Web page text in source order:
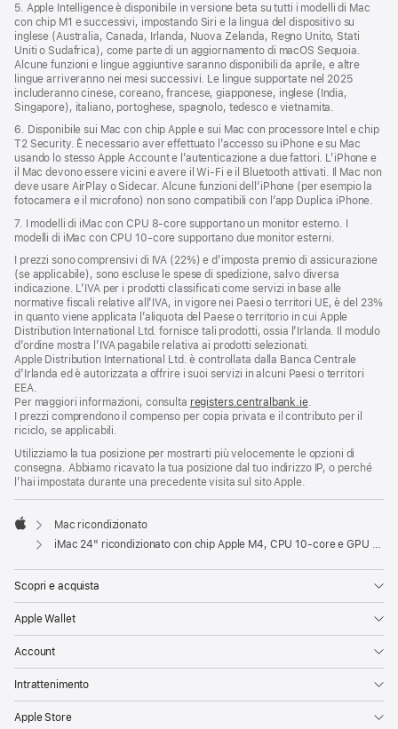
5. Apple Intelligence è disponibile in versione beta su tutti i modelli di Mac
con chip M1 e successivi, impostando Siri e la lingua del dispositivo su
inglese (Australia, Canada, Irlanda, Nuova Zelanda, Regno Unito, Stati
Uniti o Sudafrica), come parte di un aggiornamento di macOS Sequoia.
Alcune funzioni e lingue aggiuntive saranno disponibili da aprile, e altre
lingue arriveranno nei mesi successivi. Le lingue supportate nel 2025
includeranno cinese, coreano, francese, giapponese, inglese (India,
Singapore), italiano, portoghese, spagnolo, tedesco e vietnamita.
6. Disponibile sui Mac con chip Apple e sui Mac con processore Intel e chip
T2 Security. È necessario aver effettuato l’accesso su iPhone e su Mac
usando lo stesso Apple Account e l’autenticazione a due fattori. L’iPhone e
il Mac devono essere vicini e avere il Wi‑Fi e il Bluetooth attivati. Il Mac non
deve usare AirPlay o Sidecar. Alcune funzioni dell’iPhone (per esempio la
fotocamera e il microfono) non sono compatibili con l’app Duplica iPhone.
7. I modelli di iMac con CPU 8‑core supportano un monitor esterno. I
modelli di iMac con CPU 10‑core supportano due monitor esterni.
I prezzi sono comprensivi di IVA (22%) e d’imposta premio di assicurazione
(se applicabile), sono escluse le spese di spedizione, salvo diversa
indicazione. L’IVA per i prodotti classificati come servizi in base alle
normative fiscali relative all’IVA, in vigore nei Paesi o territori UE, è del 23%
in quanto viene applicata l’aliquota del Paese o territorio in cui Apple
Distribution International Ltd. fornisce tali prodotti, ossia l’Irlanda. Il modulo
d’ordine mostra l’IVA pagabile relativa ai prodotti selezionati.
Apple Distribution International Ltd. è controllata dalla Banca Centrale
d’Irlanda ed è autorizzata a offrire i suoi servizi in alcuni Paesi o territori
EEA.
Per maggiori informazioni, consulta registers.centralbank.ie.
I prezzi comprendono il compenso per copia privata e il contributo per il
riciclo, se applicabili.
Utilizziamo la tua posizione per mostrarti più velocemente le opzioni di
consegna. Abbiamo ricavato la tua posizione dal tuo indirizzo IP, o perché
l’hai impostata durante una precedente visita sul sito Apple.
Apple
Mac ricondizionato
iMac 24" ricondizionato con chip Apple M4, CPU 10‑core e GPU 10‑core, Gigabit Ethernet, vetro con nanotexture - Argento
Scopri e acquista
Apple Wallet
Account
Intrattenimento
Apple Store